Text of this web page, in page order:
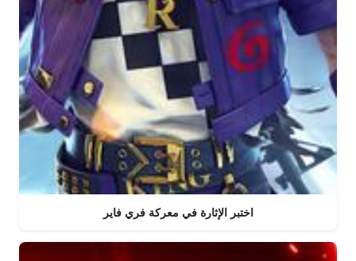
اختبر الإثارة في معركة فري فاير